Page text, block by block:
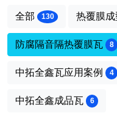
全部 130 热覆膜
防腐隔音隔热覆膜瓦 8
中拓全鑫瓦应用案例 4
中拓全鑫成品瓦 6